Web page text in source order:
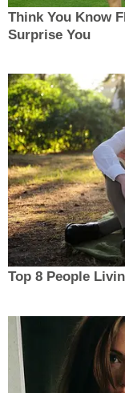
Think You Know
Surprise You
Top 8 People